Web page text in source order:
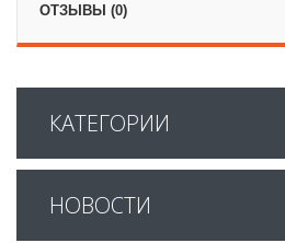
ОТЗЫВЫ (0)
КАТЕГОРИИ
НОВОСТИ